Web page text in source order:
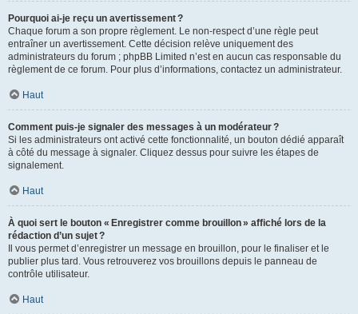
Pourquoi ai-je reçu un avertissement ?
Chaque forum a son propre règlement. Le non-respect d’une règle peut
entraîner un avertissement. Cette décision relève uniquement des
administrateurs du forum ; phpBB Limited n’est en aucun cas responsable du
règlement de ce forum. Pour plus d’informations, contactez un administrateur.
Haut
Comment puis-je signaler des messages à un modérateur ?
Si les administrateurs ont activé cette fonctionnalité, un bouton dédié apparaît
à côté du message à signaler. Cliquez dessus pour suivre les étapes de
signalement.
Haut
À quoi sert le bouton « Enregistrer comme brouillon » affiché lors de la
rédaction d’un sujet ?
Il vous permet d’enregistrer un message en brouillon, pour le finaliser et le
publier plus tard. Vous retrouverez vos brouillons depuis le panneau de
contrôle utilisateur.
Haut